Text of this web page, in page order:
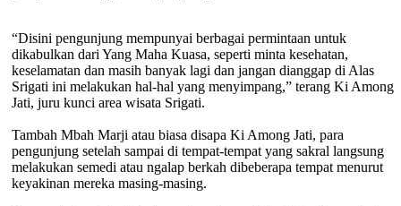
“Disini pengunjung mempunyai berbagai permintaan untuk
dikabulkan dari Yang Maha Kuasa, seperti minta kesehatan,
keselamatan dan masih banyak lagi dan jangan dianggap di Alas
Srigati ini melakukan hal-hal yang menyimpang,” terang Ki Among
Jati, juru kunci area wisata Srigati.
Tambah Mbah Marji atau biasa disapa Ki Among Jati, para
pengunjung setelah sampai di tempat-tempat yang sakral langsung
melakukan semedi atau ngalap berkah dibeberapa tempat menurut
keyakinan mereka masing-masing.